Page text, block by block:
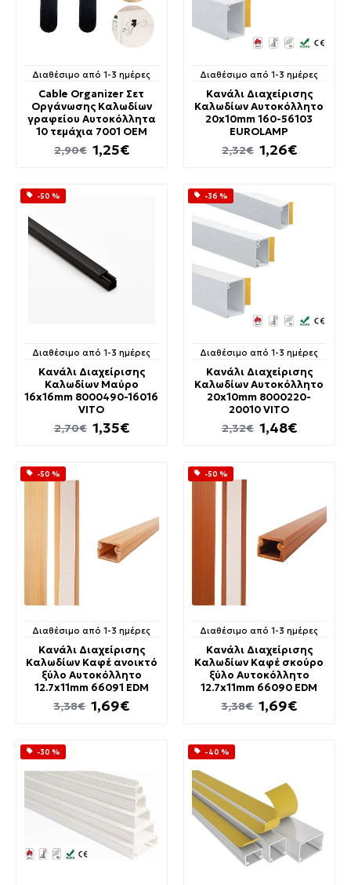
Διαθέσιμο από 1-3 ημέρες
Cable Organizer Σετ
Οργάνωσης Καλωδίων
γραφείου Αυτοκόλλητα
10 τεμάχια 7001 OEM
1,25€
2,90€
Διαθέσιμο από 1-3 ημέρες
Κανάλι Διαχείρισης
Καλωδίων Αυτοκόλλητο
20x10mm 160-56103
EUROLAMP
1,26€
2,32€
-50 %
Διαθέσιμο από 1-3 ημέρες
Κανάλι Διαχείρισης
Καλωδίων Μαύρο
16x16mm 8000490-16016
VITO
1,35€
2,70€
-36 %
Διαθέσιμο από 1-3 ημέρες
Κανάλι Διαχείρισης
Καλωδίων Αυτοκόλλητο
20x10mm 8000220-
20010 VITO
1,48€
2,32€
-50 %
Διαθέσιμο από 1-3 ημέρες
Κανάλι Διαχείρισης
Καλωδίων Καφέ ανοικτό
ξύλο Αυτοκόλλητο
12.7x11mm 66091 EDM
1,69€
3,38€
-50 %
Διαθέσιμο από 1-3 ημέρες
Κανάλι Διαχείρισης
Καλωδίων Καφέ σκούρο
ξύλο Αυτοκόλλητο
12.7x11mm 66090 EDM
1,69€
3,38€
-30 % -40 %